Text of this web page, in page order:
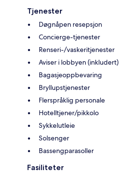
Tjenester
Døgnåpen resepsjon
Concierge-tjenester
Renseri-/vaskeritjenester
Aviser i lobbyen (inkludert)
Bagasjeoppbevaring
Bryllupstjenester
Flerspråklig personale
Hotelltjener/pikkolo
Sykkelutleie
Solsenger
Bassengparasoller
Fasiliteter